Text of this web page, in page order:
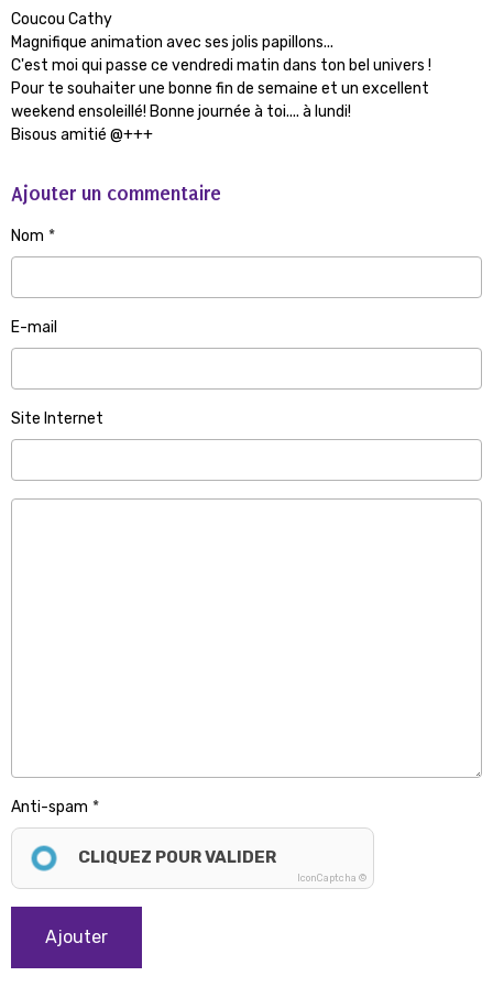
Coucou Cathy
Magnifique animation avec ses jolis papillons...
C'est moi qui passe ce vendredi matin dans ton bel univers !
Pour te souhaiter une bonne fin de semaine et un excellent
weekend ensoleillé! Bonne journée à toi.... à lundi!
Bisous amitié @+++
Ajouter un commentaire
Nom
E-mail
Site Internet
Anti-spam
CLIQUEZ POUR VALIDER
IconCaptcha ©
Ajouter